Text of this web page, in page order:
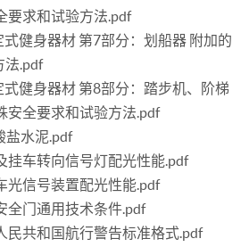
要求和试验方法.pdf
健身器材 第7部分：划船器 附加的
法.pdf
式健身器材 第8部分：踏步机、阶梯
安全要求和试验方法.pdf
盐水泥.pdf
挂车转向信号灯配光性能.pdf
光信号装置配光性能.pdf
全门通用技术条件.pdf
民共和国航行警告标准格式.pdf